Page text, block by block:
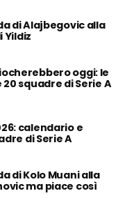
di Alajbegovic alla
Yildiz
oggi: le
squadre di Serie A
calendario e
di Serie A
di Kolo Muani alla
ma piace così